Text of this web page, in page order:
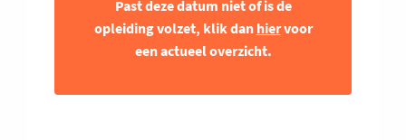
Past deze datum niet of is de
opleiding volzet, klik dan hiervoor
een actueel overzicht.